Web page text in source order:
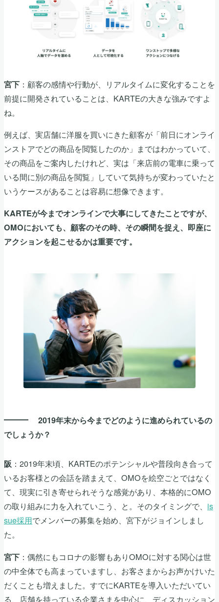
宮下 ：顧客の感情や行動が、リアルタイムに変化することを
前提に開発されていることは、KARTEの大きな強みですよ
ね。
例えば、実店舗に洋服を買いにきた顧客が「前日にオンライ
ンストアでどの商品を閲覧したのか」まではわかっていて、
その商品をご案内したけれど、実は「来店前の電車に乗って
いる間に別の商品を閲覧」していて気持ちが変わっていたと
いうケースがあることは容易に想像できます。
KARTEが今までオンラインで大事にしてきたことですが、
OMOにおいても、顧客のその時、その瞬間を捉え、即座に
アクションを起こせるかは重要です。
2019年末から今までどのように進められているの
でしょうか？
阪 ：2019年末頃、KARTEのポテンシャルや普段向き合って
いるお客様との会話を踏まえて、OMOを絵空ごとではなく
て、現実に引き寄せられそうな感覚があり、本格的にOMO
の取り組みに力を入れていこう、と。そのタイミングで、 is
sue採用でメンバーの募集を始め、宮下がジョインしまし
た。
宮下 ：偶然にもコロナの影響もありOMOに対する関心は世
の中全体でも高まっていますし、お客さまからお声かけいた
だくことも増えました。すでにKARTEを導入いただいてい
る、店舗を持っている企業さまを中心に、ディスカッション